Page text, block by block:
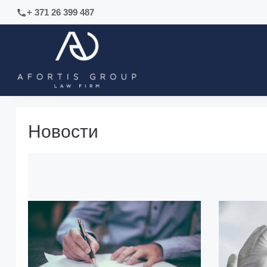
+ 371 26 399 487
Новости